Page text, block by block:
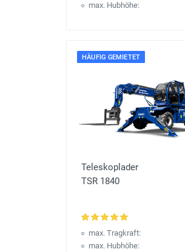
max. Hubhöhe:
HÄUFIG GEMIETET
Teleskoplader
TSR 1840
max. Tragkraft:
max. Hubhöhe: